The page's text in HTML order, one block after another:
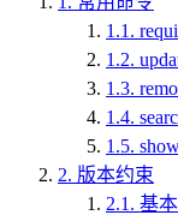
1.1.
1.2.
1.3.
1.4.
1.5.
2. 版本约束
2.1. 基